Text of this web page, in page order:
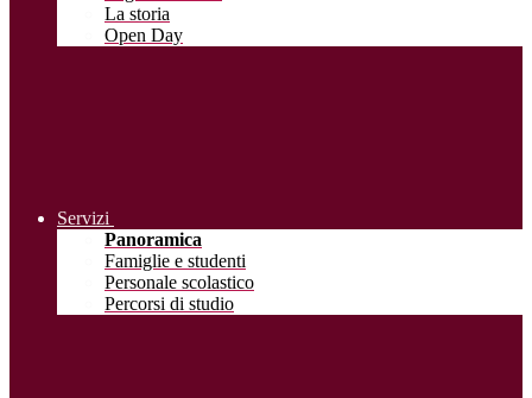
La storia
Open Day
Servizi
Panoramica
Famiglie e studenti
Personale scolastico
Percorsi di studio